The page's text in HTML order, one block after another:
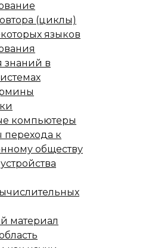
(циклы)
языков
знаний в
компьютеры
перехода к
обществу
материал